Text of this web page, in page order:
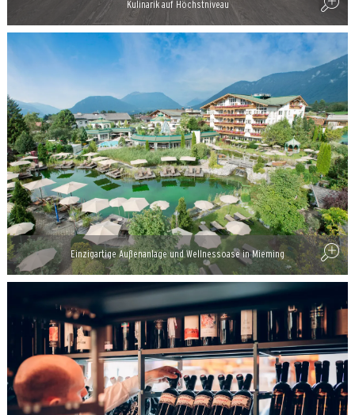
Kulinarik auf Höchstniveau
Einzigartige Außenanlage und Wellnessoase in Mieming